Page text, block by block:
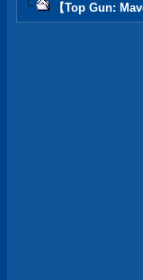
【Top Gun: